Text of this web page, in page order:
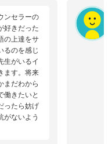
ンセラーの
好きだった
の上達をサ
るのを感じ
生がいるイ
ます。将来
まだわから
働きたいと
ったら妨げ
がないよう